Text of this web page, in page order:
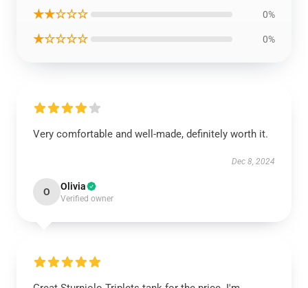
★★☆☆☆ 0%
★☆☆☆☆ 0%
Very comfortable and well-made, definitely worth it.
Dec 8, 2024
O Olivia
Verified owner